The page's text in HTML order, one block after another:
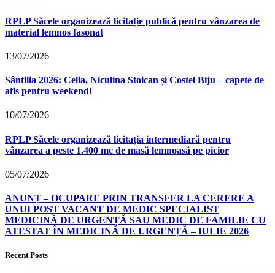
RPLP Săcele organizează licitație publică pentru vânzarea de
material lemnos fasonat
13/07/2026
Sântilia 2026: Celia, Niculina Stoican și Costel Biju – capete de
afis pentru weekend!
10/07/2026
RPLP Săcele organizează licitația intermediară pentru
vânzarea a peste 1.400 mc de masă lemnoasă pe picior
05/07/2026
ANUNȚ – OCUPARE PRIN TRANSFER LA CERERE A
UNUI POST VACANT DE MEDIC SPECIALIST
MEDICINĂ DE URGENȚĂ SAU MEDIC DE FAMILIE CU
ATESTAT ÎN MEDICINĂ DE URGENȚĂ – IULIE 2026
Recent Posts